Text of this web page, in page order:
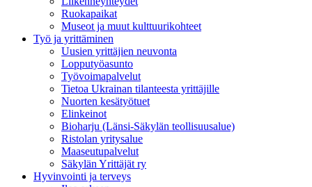
Ruokapaikat
Museot ja muut kulttuurikohteet
Työ ja yrittä­minen
Uusien yrittäjien neuvonta
Lopputyöasunto
Työvoimapalvelut
Tietoa Ukrainan tilanteesta yrittäjille
Nuorten kesätyötuet
Elinkeinot
Bioharju (Länsi-Säkylän teollisuusalue)
Ristolan yritysalue
Maaseutupalvelut
Säkylän Yrittäjät ry
Hyvinvointi ja terveys